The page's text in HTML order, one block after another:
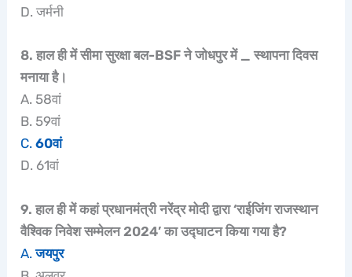
D. जर्मनी
8. हाल ही में सीमा सुरक्षा बल-BSF ने जोधपुर में _ स्‍थापना दिवस
मनाया है।
A. 58वां
B. 59वां
C.60वां
D. 61वां
9. हाल ही में कहां प्रधानमंत्री नरेंद्र मोदी द्वारा ‘राईजिंग राजस्थान
वैश्विक निवेश सम्मेलन 2024’ का उद्घाटन किया गया है?
A.जयपुर